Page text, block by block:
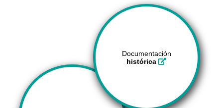
Documentación
histórica